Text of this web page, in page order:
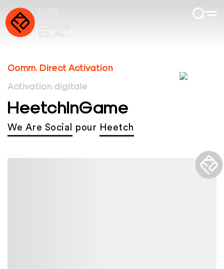
Comm. Direct Activation
Activation digitale
HeetchInGame
We Are Social pour Heetch